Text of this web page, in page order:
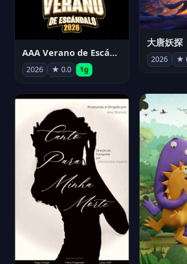
AAA Verano de Escándalo 2026 - Week 3
2026 ★ 0.0 1g
大唐妖探
2026 ★